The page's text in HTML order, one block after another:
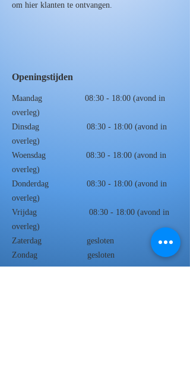
om hier klanten te ontvangen.
Openingstijden
Maandag 08:30 - 18:00 (avond in
overleg)
Dinsdag 08:30 - 18:00 (avond in
overleg)
Woensdag 08:30 - 18:00 (avond in
overleg)
Donderdag 08:30 - 18:00 (avond in
overleg)
Vrijdag 08:30 - 18:00 (avond in
overleg)
Zaterdag gesloten
Zondag gesloten